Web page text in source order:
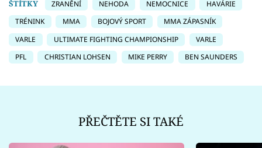
ŠTÍTKY
ZRANĚNÍ NEHODA NEMOCNICE
HAVÁRIE
TRÉNINK
MMA BOJOVÝ SPORT
MMA ZÁPASNÍK
VARLE
ULTIMATE FIGHTING CHAMPIONSHIP
VARLE
PFL
CHRISTIAN LOHSEN MIKE PERRY BEN SAUNDERS
PŘEČTĚTE SI TAKÉ